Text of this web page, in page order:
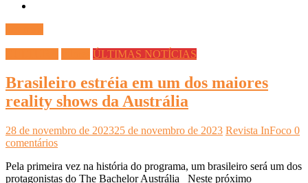
ÚLTIMAS NOTÍCIAS
Brasileiro estréia em um dos maiores
reality shows da Austrália
28 de novembro de 202325 de novembro de 2023 Revista InFoco 0
comentários
Pela primeira vez na história do programa, um brasileiro será um dos
protagonistas do The Bachelor Austrália Neste próximo